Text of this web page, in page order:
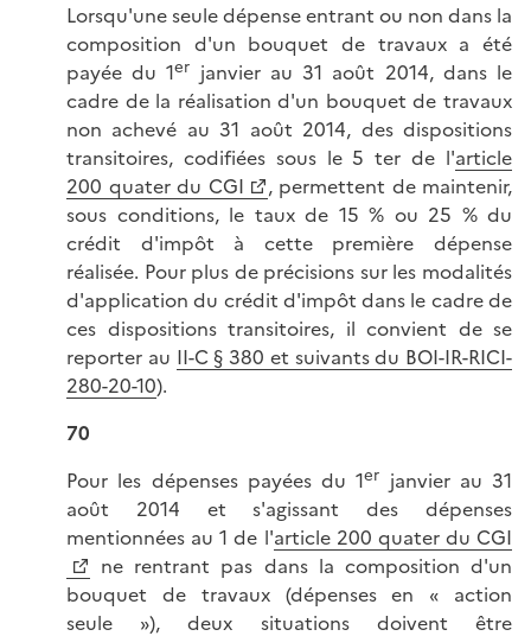
Lorsqu'une seule dépense entrant ou non dans la
composition d'un bouquet de travaux a été
payée du 1er janvier au 31 août 2014, dans le
cadre de la réalisation d'un bouquet de travaux
non achevé au 31 août 2014, des dispositions
transitoires, codifiées sous le 5 ter de l'article
200 quater du CGI
, permettent de maintenir,
sous conditions, le taux de 15 % ou 25 % du
crédit d'impôt à cette première dépense
réalisée. Pour plus de précisions sur les modalités
d'application du crédit d'impôt dans le cadre de
ces dispositions transitoires, il convient de se
reporter au II-C § 380 et suivants du BOI-IR-RICI-
280-20-10).
70
Pour les dépenses payées du 1er janvier au 31
août 2014 et s'agissant des dépenses
mentionnées au 1 de l'article 200 quater du CGI
ne rentrant pas dans la composition d'un
bouquet de travaux (dépenses en « action
seule »), deux situations doivent être